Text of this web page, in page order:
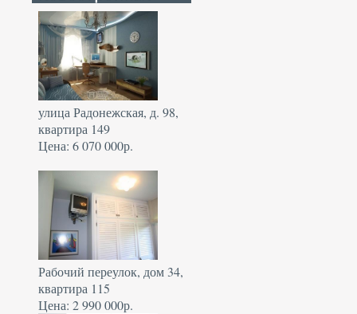
улица Радонежская, д. 98,
квартира 149
Цена: 6 070 000р.
Рабочий переулок, дом 34,
квартира 115
Цена: 2 990 000р.